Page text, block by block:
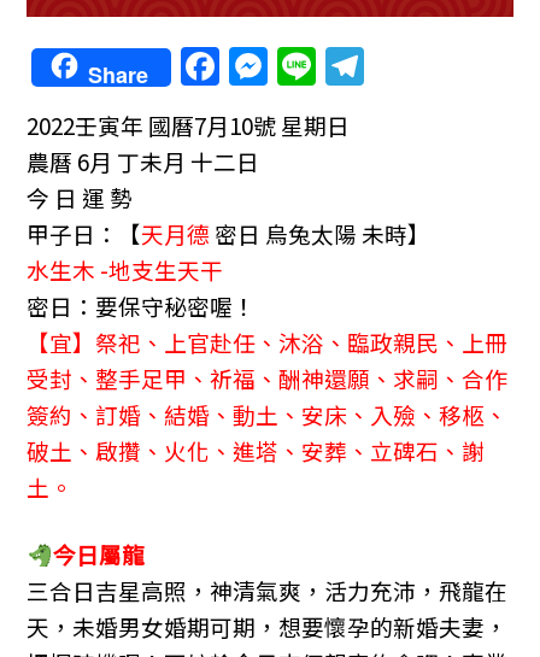
Share F
a
c
e
b
o
o
k
M
e
ss
n
g
Li
n
e
a
m
2022壬寅年 國曆7月10號 星期日
農曆 6月 丁未月 十二日
今 日 運 勢
甲子日：
【天月德 密日 烏兔太陽 未時】
水生木 -地支生天干
密日：要保守秘密喔！
【宜】祭祀、上官赴任、沐浴、臨政親民、上冊
受封、整手足甲、祈福、酬神還願、求嗣、合作
簽約、訂婚、結婚、動土、安床、入殮、移柩、
破土、啟攢、火化、進塔、安葬、立碑石、謝
土。
今日屬龍
三合日吉星高照，神清氣爽，活力充沛，飛龍在
天，未婚男女婚期可期，想要懷孕的新婚夫妻，